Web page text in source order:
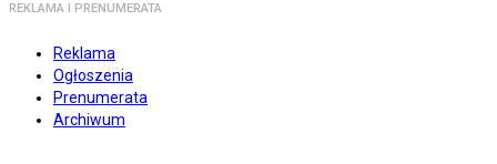
REKLAMA I PRENUMERATA
Reklama
Ogłoszenia
Prenumerata
Archiwum